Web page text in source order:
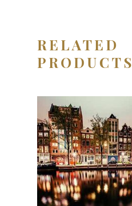
RELATED
PRODUCTS